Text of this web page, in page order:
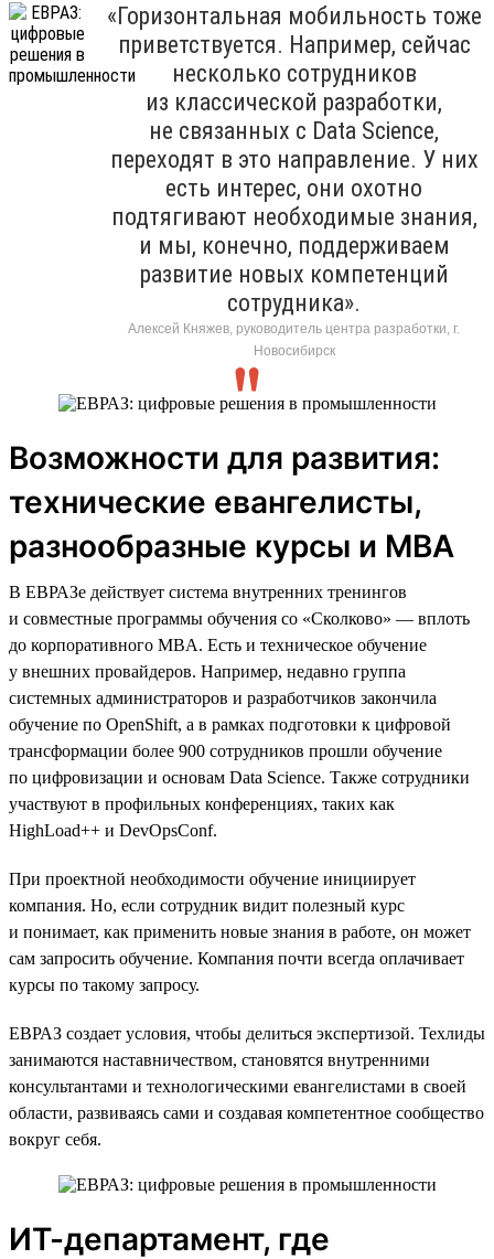
«Горизонтальная мобильность тоже
приветствуется. Например, сейчас
несколько сотрудников
из классической разработки,
не связанных с Data Science,
переходят в это направление. У них
есть интерес, они охотно
подтягивают необходимые знания,
и мы, конечно, поддерживаем
развитие новых компетенций
сотрудника».
Алексей Княжев, руководитель центра разработки, г.
Новосибирск
Возможности для развития:
технические евангелисты,
разнообразные курсы и MBA
В ЕВРАЗе действует система внутренних тренингов
и совместные программы обучения со «Сколково» — вплоть
до корпоративного MBA. Есть и техническое обучение
у внешних провайдеров. Например, недавно группа
системных администраторов и разработчиков закончила
обучение по OpenShift, а в рамках подготовки к цифровой
трансформации более 900 сотрудников прошли обучение
по цифровизации и основам Data Science. Также сотрудники
участвуют в профильных конференциях, таких как
HighLoad++ и DevOpsConf.
При проектной необходимости обучение инициирует
компания. Но, если сотрудник видит полезный курс
и понимает, как применить новые знания в работе, он может
сам запросить обучение. Компания почти всегда оплачивает
курсы по такому запросу.
ЕВРАЗ создает условия, чтобы делиться экспертизой. Техлиды
занимаются наставничеством, становятся внутренними
консультантами и технологическими евангелистами в своей
области, развиваясь сами и создавая компетентное сообщество
вокруг себя.
ИТ-департамент, где